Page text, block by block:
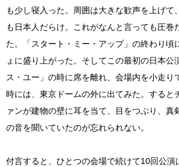
も少し寝入った。周囲は大きな歓声を上げて
も日本人だらけ。これがなんと言っても圧巻
た。「スタート・ミー・アップ」の終わり頃
ょに盛り上がった。そしてこの最初の日本公
ス・ユー」の時に席を離れ、会場内を小走り
時には、東京ドームの外に出てみた。すると
ァンが建物の壁に耳を当て、目をつぶり、真
の音を聞いていたのが忘れられない。
付言すると、ひとつの会場で続けて10回公演